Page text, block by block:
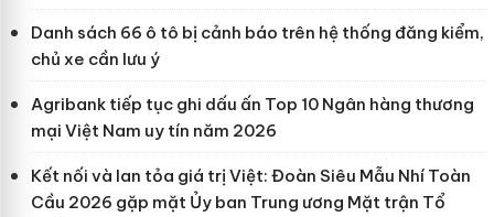
Danh sách 66 ô tô bị cảnh báo trên hệ thống đăng kiểm,
chủ xe cần lưu ý
Agribank tiếp tục ghi dấu ấn Top 10 Ngân hàng thương
mại Việt Nam uy tín năm 2026
Kết nối và lan tỏa giá trị Việt: Đoàn Siêu Mẫu Nhí Toàn
Cầu 2026 gặp mặt Ủy ban Trung ương Mặt trận Tổ